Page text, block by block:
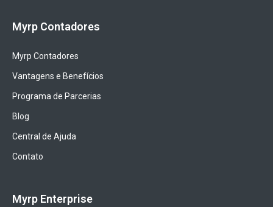
Myrp Contadores
Myrp Contadores
Vantagens e Benefícios
Programa de Parcerias
Blog
Central de Ajuda
Contato
Myrp Enterprise